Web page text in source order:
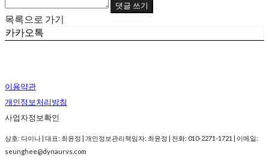
댓글 쓰기
목록으로 가기
카카오톡
이용약관
개인정보처리방침
사업자정보확인
상호: 다이나 | 대표: 최윤정 | 개인정보관리책임자: 최윤정 | 전화: 010-2271-1721 | 이메일:
seunghee@dynaurvs.com